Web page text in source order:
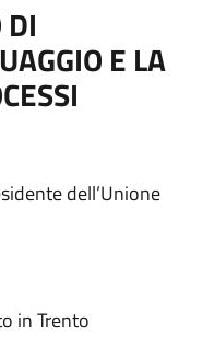
E LA
dell’Unione
in Trento